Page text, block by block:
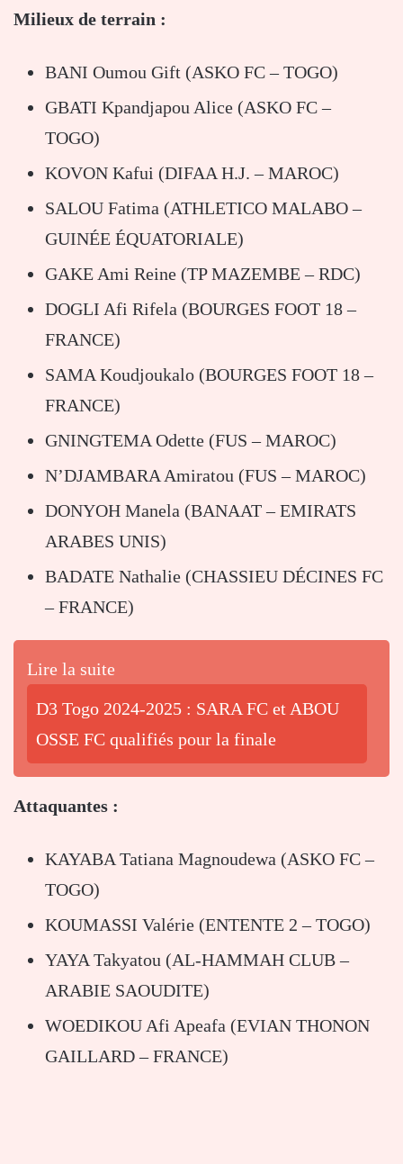
Milieux de terrain :
BANI Oumou Gift (ASKO FC – TOGO)
GBATI Kpandjapou Alice (ASKO FC –
TOGO)
KOVON Kafui (DIFAA H.J. – MAROC)
SALOU Fatima (ATHLETICO MALABO –
GUINÉE ÉQUATORIALE)
GAKE Ami Reine (TP MAZEMBE – RDC)
DOGLI Afi Rifela (BOURGES FOOT 18 –
FRANCE)
SAMA Koudjoukalo (BOURGES FOOT 18 –
FRANCE)
GNINGTEMA Odette (FUS – MAROC)
N’DJAMBARA Amiratou (FUS – MAROC)
DONYOH Manela (BANAAT – EMIRATS
ARABES UNIS)
BADATE Nathalie (CHASSIEU DÉCINES FC
– FRANCE)
Lire la suite
D3 Togo 2024-2025 : SARA FC et ABOU
OSSE FC qualifiés pour la finale
Attaquantes :
KAYABA Tatiana Magnoudewa (ASKO FC –
TOGO)
KOUMASSI Valérie (ENTENTE 2 – TOGO)
YAYA Takyatou (AL-HAMMAH CLUB –
ARABIE SAOUDITE)
WOEDIKOU Afi Apeafa (EVIAN THONON
GAILLARD – FRANCE)